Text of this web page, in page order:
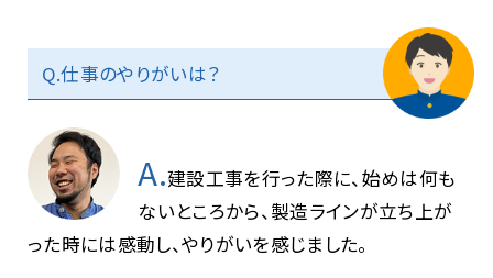
Q.仕事のやりがいは？
A.建設工事を行った際に、始めは何も
ないところから、製造ラインが立ち上が
った時には感動し、やりがいを感じました。